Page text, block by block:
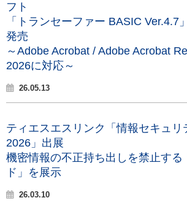
フト
「トランセーファー BASIC Ver.4.7
発売
～Adobe Acrobat / Adobe Acrobat
2026に対応～
26.05.13
ティエスエスリンク「情報セキュリ
2026」出展
機密情報の不正持ち出しを禁止する
ド」を展示
26.03.10